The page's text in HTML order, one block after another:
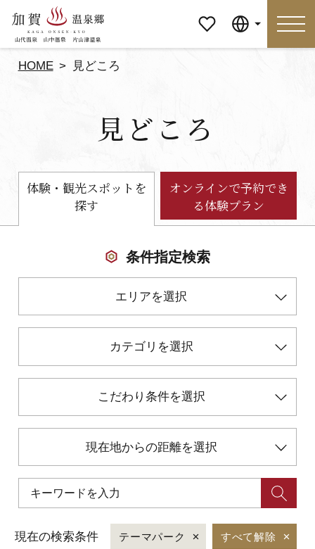
ージ
見どころ 食べる
イベント
アクセス
マイページ
初めての加賀温泉郷
加賀に泊まって！北陸巡り♪
ご当地グルメ
加賀 旅先納税
HOME 見どころ
見どころ
体験・観光スポットを
探す
オンラインで予約でき
る体験プラン
条件指定検索
エリアを選択
カテゴリを選択
こだわり条件を選択
現在地からの距離を選択
現在の検索条件 テーマパーク すべて解除